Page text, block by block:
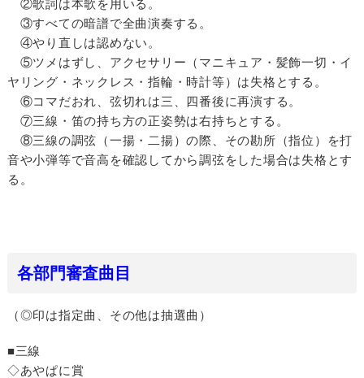
②歌詞は本歌を用いる。
③すべての暗譜で全曲演奏する。
④やり直しは認めない。
⑤ツメはずし、アクセサリー（マニキュア・髪飾一切・イ
ヤリング・ネックレス・指輪・時計等）は失格とする。
⑥コマだおれ、弦切れは三、四番後に再演する。
⑦三線・笛の持ち方の正姿勢は右持ちとする。
⑧三線の調弦（一揚・二揚）の際、その勘所（指位）を打
音や小弾等で音高を確認してから調弦をした場合は失格とす
る。
各部門審査曲目
（◎印は指定曲、その他は抽選曲）
■三線
◇あやぱに賞